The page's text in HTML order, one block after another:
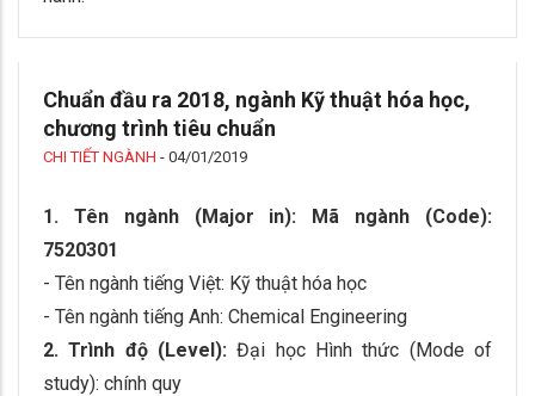
Chuẩn đầu ra 2018, ngành Kỹ thuật hóa học,
chương trình tiêu chuẩn
CHI TIẾT NGÀNH - 04/01/2019
1. Tên ngành (Major in): Mã ngành (Code):
7520301
- Tên ngành tiếng Việt: Kỹ thuật hóa học
- Tên ngành tiếng Anh: Chemical Engineering
2. Trình độ (Level): Đại học Hình thức (Mode of
study): chính quy